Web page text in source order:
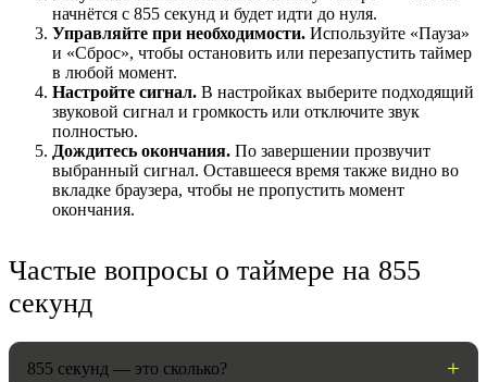
НАСТРОЙКИ
Звуки:
начнётся с 855 секунд и будет идти до нуля.
Управляйте при необходимости. Используйте «Пауза»
и «Сброс», чтобы остановить или перезапустить таймер
в любой момент.
Настройте сигнал. В настройках выберите подходящий
звуковой сигнал и громкость или отключите звук
полностью.
Дождитесь окончания. По завершении прозвучит
выбранный сигнал. Оставшееся время также видно во
вкладке браузера, чтобы не пропустить момент
окончания.
Частые вопросы о таймере на 855
секунд
855 секунд — это сколько?